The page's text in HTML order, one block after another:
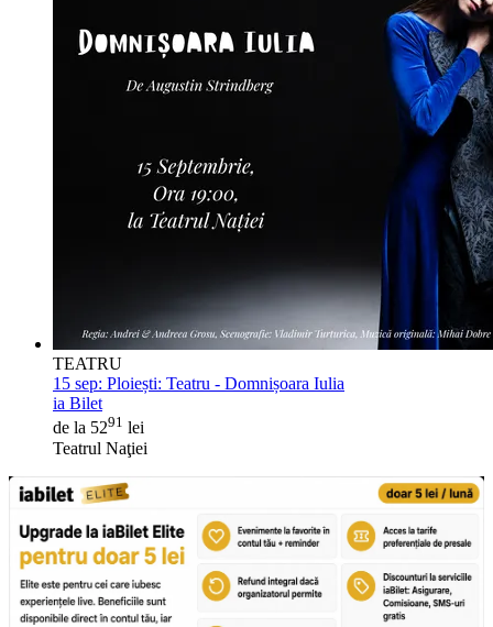
TEATRU
15 sep: Ploiești: Teatru - Domnișoara Iulia
ia Bilet
de la 5291 lei
Teatrul Naţiei